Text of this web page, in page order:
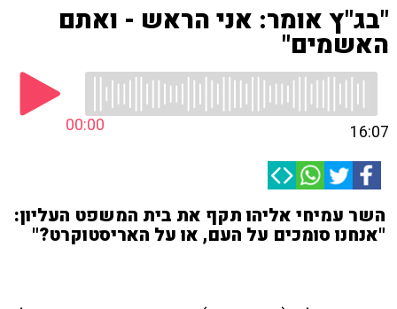
"בג"ץ אומר: אני הראש - ואתם
האשמים"
00:00 16:07
השר עמיחי אליהו תקף את בית המשפט העליון:
"אנחנו סומכים על העם, או על האריסטוקרט?"